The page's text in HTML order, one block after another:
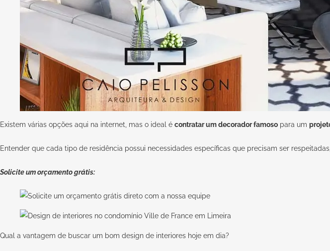
Existem várias opções aqui na internet, mas o ideal é contratar um decorador famoso para um
Entender que cada tipo de residência possui necessidades específicas que precisam ser
Solicite um orçamento grátis:
Qual a vantagem de buscar um bom design de interiores hoje em dia?